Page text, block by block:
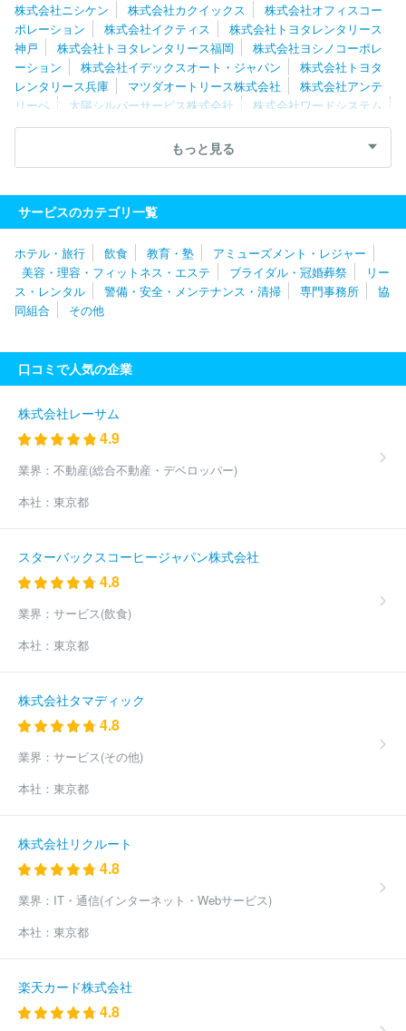
株式会社ニシケン 株式会社カクイックス
株式会社オフィスコー
ポレーション
株式会社イクティス
株式会社トヨタレンタリース
神戸
株式会社トヨタレンタリース福岡
株式会社ヨシノコーポレ
ーション
株式会社イデックスオート・ジャパン
株式会社トヨタ
レンタリース兵庫
マツダオートリース株式会社
株式会社アンテ
リーベ
太陽シルバーサービス株式会社
株式会社ワードシステム
タイムス株式会社
タイムズモビリティ株式会社
株式会社トヨタ
十字屋リース株式会社
ニッポンレンタカー関
西株式会社
式会社
サガレンタリース株式会社 株式会社高津商会
株式会社
トヨタレンタリース京都
ス株式会社
株式会社ワキタ 大和リース株式会社
奥村機械株式
会社
ニッポンレンタカー東北株式会社
株式会社トヨタレンタリ
ース栃木
株式会社トヨタレンタリース群馬
株式会社イマギイレ
株式会社ほくとう
株式会社エース・オートリース
株式会社ＪＥＣＣ
株式会社アク
ティオ
昭和リース株式会社
機株式会社
株式会社ユニマットライフ
ニッポンレンタカーサー
ビス株式会社
ＭＵＦＧファイナンス＆リーシング株式会社
コーテック株式会社
株式会社
株式会社レンタルのニッケン
株式会社グリーンディスプレイ
株式会社ナガワ
サクラサービス
エクスコムグローバル株式会社
ＵＬＬ
株式会社日本ケアサプライ
タステック・レンタリース株
横河レンタ・リース株式会社
株式会社トヨタレンタリース神奈川
株式会社杉孝
三井住友ファイナンス＆リース株式会社
三井住友トラスト・パナソニックファイナンス株式会社
ノバレーゼ
社
株式会社マイルストーン
ース株式会社
株式会社セブン・フィナンシャルサービス
ＮＥＣ
キャピタルソリューション株式会社
リューション
株式会社ジョイフル恵利
株式会社
三菱ＨＣキャピタル株式会社
株式
株式会社
株式会社佐久本工機
もっと見る
サービスのカテゴリ一覧
ホテル・旅行 飲食 教育・塾
アミューズメント・レジャー
美容・理容・フィットネス・エステ
ブライダル・冠婚葬祭
リー
ス・レンタル
警備・安全・メンテナンス・清掃 専門事務所
協
同組合
その他
口コミで人気の企業
株式会社レーサム
4.9
業界： 不動産(総合不動産・デベロッパー)
本社： 東京都
スターバックスコーヒージャパン株式会社
4.8
業界： サービス(飲食)
本社： 東京都
株式会社タマディック
4.8
業界： サービス(その他)
本社： 東京都
株式会社リクルート
4.8
業界： IT・通信(インターネット・Webサービス)
本社： 東京都
楽天カード株式会社
4.8